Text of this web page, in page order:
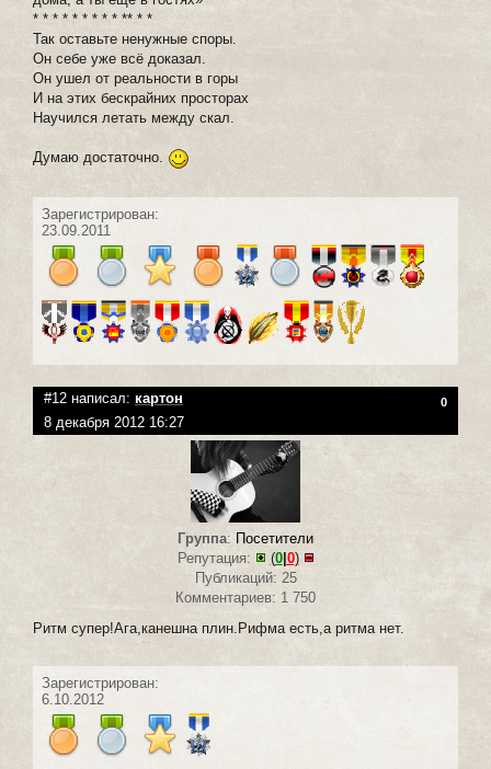
* * * * * * * * * ** * *
Так оставьте ненужные споры.
Он себе уже всё доказал.
Он ушел от реальности в горы
И на этих бескрайних просторах
Научился летать между скал.
Думаю достаточно.
Зарегистрирован:
23.09.2011
#12 написал: картон 0
8 декабря 2012 16:27
Группа: Посетители
Репутация:
(0| 0)
Публикаций: 25
Комментариев: 1 750
Ритм супер!Ага,канешна плин.Рифма есть,а ритма нет.
Зарегистрирован:
6.10.2012